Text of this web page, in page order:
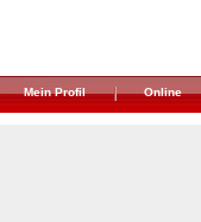
Mein Profil Online